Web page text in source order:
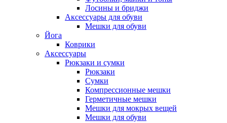
Лосины и бриджи
Аксессуары для обуви
Мешки для обуви
Йога
Коврики
Аксессуары
Рюкзаки и сумки
Рюкзаки
Сумки
Компрессионные мешки
Герметичные мешки
Мешки для мокрых вещей
Мешки для обуви